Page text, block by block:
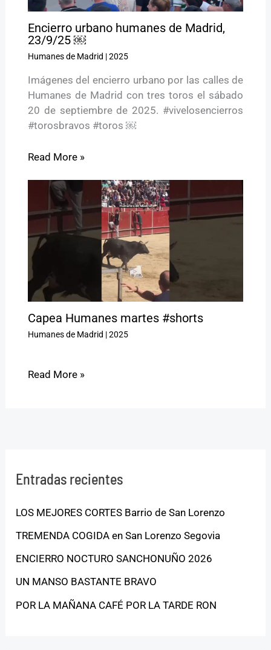
Encierro urbano humanes de Madrid,
23/9/25 ￼
Humanes de Madrid |2025
Imágenes del encierro urbano por las calles de
Humanes de Madrid con tres toros el sábado
20 de septiembre de 2025. #vivelosencierros
#torosbravos #toros ￼
Read More »
Capea Humanes martes #shorts
Humanes de Madrid |2025
Read More »
Entradas recientes
LOS MEJORES CORTES Barrio de San Lorenzo
TREMENDA COGIDA en San Lorenzo Segovia
ENCIERRO NOCTURO SANCHONUÑO 2026
UN MANSO BASTANTE BRAVO
POR LA MAÑANA CAFÉ POR LA TARDE RON